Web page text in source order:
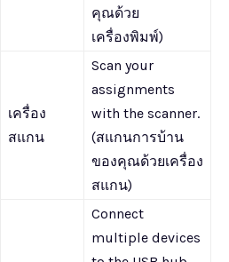
คุณด้วย
เครื่องพิมพ์)
เครื่อง
สแกน
Scan your
assignments
with the scanner.
(สแกนการบ้าน
ของคุณด้วยเครื่อง
สแกน)
Connect
multiple devices